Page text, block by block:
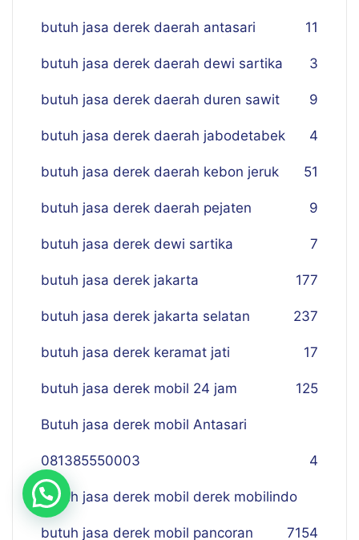
butuh jasa derek daerah antasari 11
butuh jasa derek daerah dewi sartika 3
butuh jasa derek daerah duren sawit 9
butuh jasa derek daerah jabodetabek 4
butuh jasa derek daerah kebon jeruk 51
butuh jasa derek daerah pejaten 9
butuh jasa derek dewi sartika 7
butuh jasa derek jakarta 177
butuh jasa derek jakarta selatan 237
butuh jasa derek keramat jati 17
butuh jasa derek mobil 24 jam 125
Butuh jasa derek mobil Antasari
081385550003 4
butuh jasa derek mobil derek mobilindo
154
butuh jasa derek mobil pancoran 7